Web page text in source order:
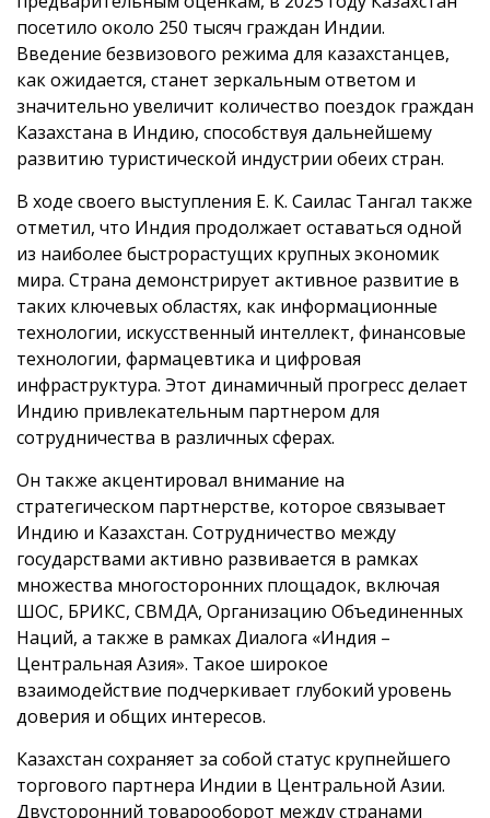
посетило около 250 тысяч граждан Индии.
Введение безвизового режима для казахстанцев,
как ожидается, станет зеркальным ответом и
значительно увеличит количество поездок граждан
Казахстана в Индию, способствуя дальнейшему
развитию туристической индустрии обеих стран.
В ходе своего выступления Е. К. Саилас Тангал также
отметил, что Индия продолжает оставаться одной
из наиболее быстрорастущих крупных экономик
мира. Страна демонстрирует активное развитие в
таких ключевых областях, как информационные
технологии, искусственный интеллект, финансовые
технологии, фармацевтика и цифровая
инфраструктура. Этот динамичный прогресс делает
Индию привлекательным партнером для
сотрудничества в различных сферах.
Он также акцентировал внимание на
стратегическом партнерстве, которое связывает
Индию и Казахстан. Сотрудничество между
государствами активно развивается в рамках
множества многосторонних площадок, включая
ШОС, БРИКС, СВМДА, Организацию Объединенных
Наций, а также в рамках Диалога «Индия –
Центральная Азия». Такое широкое
взаимодействие подчеркивает глубокий уровень
доверия и общих интересов.
Казахстан сохраняет за собой статус крупнейшего
торгового партнера Индии в Центральной Азии.
Двусторонний товарооборот между странами